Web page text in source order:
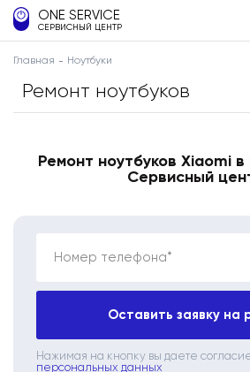
ONE SERVICE
СЕРВИСНЫЙ ЦЕНТР
Главная Ноутбуки
Ремонт ноутбуков
Ремонт ноутбуков Xiaomi
Сервисный
Номер телефона*
Оставить заявку на
Нажимая на кнопку вы даете
персональных данных